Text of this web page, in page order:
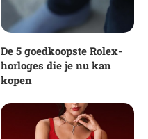
De 5 goedkoopste Rolex-
horloges die je nu kan
kopen